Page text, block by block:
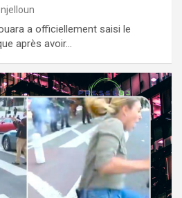
a officiellement saisi le
après avoir…